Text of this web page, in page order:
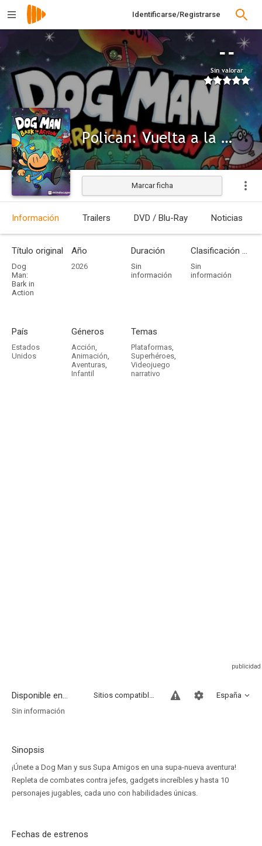
Identificarse/Registrarse
--
Sin valorar
Polican: Vuelta a la Carga
Marcar ficha
Información Trailers DVD / Blu-Ray Noticias
Título original
Dog
Man:
Bark in
Action
Año
2026
Duración
Sin
información
Clasificación por edades
Sin
información
País
Estados
Unidos
Géneros
Acción,
Animación,
Aventuras,
Infantil
Temas
Plataformas,
Superhéroes,
Videojuego
narrativo
Disponible en... España
Sitios compatibles
Sin información
Sinopsis
¡Únete a Dog Man y sus Supa Amigos en una supa-nueva aventura!
Repleta de combates contra jefes, gadgets increíbles y hasta 10
personajes jugables, cada uno con habilidades únicas.
Fechas de estrenos